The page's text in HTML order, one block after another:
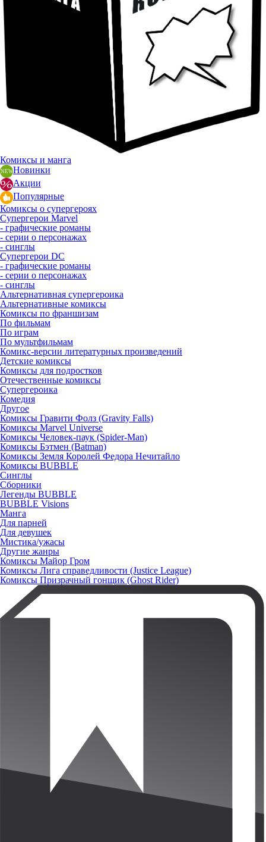
Комиксы и манга
Новинки
Акции
Популярные
Комиксы о супергероях
Супергерои Marvel
- графические романы
- серии о персонажах
- синглы
Супергерои DC
- графические романы
- серии о персонажах
- синглы
Альтернативная супергероика
Альтернативные комиксы
Комиксы по франшизам
По фильмам
По играм
По мультфильмам
Комикс-версии литературных произведений
Детские комиксы
Комиксы для подростков
Отечественные комиксы
Супергероика
Комедия
Другое
Комиксы Гравити Фолз (Gravity Falls)
Комиксы Marvel Universe
Комиксы Человек-паук (Spider-Man)
Комиксы Бэтмен (Batman)
Комиксы Земля Королей Федора Нечитайло
Комиксы BUBBLE
Синглы
Сборники
Легенды BUBBLE
BUBBLE Visions
Манга
Для парней
Для девушек
Мистика/ужасы
Другие жанры
Комиксы Майор Гром
Комиксы Лига справедливости (Justice League)
Комиксы Призрачный гонщик (Ghost Rider)